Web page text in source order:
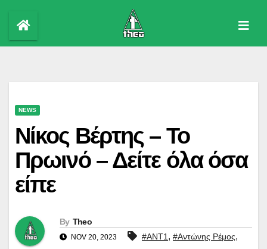
content
NEWS
Νίκος Βέρτης – Το
Πρωινό – Δείτε όλα όσα
είπε
By Theo
NOV 20, 2023 #ΑΝΤ1, #Αντώνης Ρέμος,